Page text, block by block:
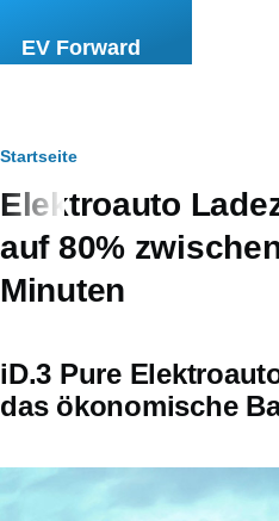
EV Forward
Pfadnavigation
Startseite
Elektroauto
auf 80%
Minuten
iD.3 Pure
das ökonomische